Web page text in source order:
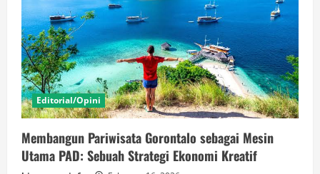
Editorial/Opini
Membangun Pariwisata Gorontalo sebagai Mesin
Utama PAD: Sebuah Strategi Ekonomi Kreatif